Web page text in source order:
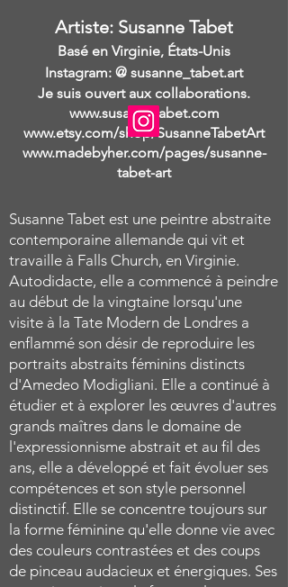
Artiste: Susanne Tabet
Basé en Virginie, États-Unis
Instagram: @ susanne_tabet.art
Je suis ouvert aux collaborations.
www.susannetabet.com
www.etsy.com/shop/SusanneTabetArt
www.madebyher.com/pages/susanne-
tabet-art
Susanne Tabet est une peintre abstraite
contemporaine allemande qui vit et
travaille à Falls Church, en Virginie.
Autodidacte, elle a commencé à peindre
au début de la vingtaine lorsqu'une
visite à la Tate Modern de Londres a
enflammé son désir de reproduire les
portraits abstraits féminins distincts
d'Amedeo Modigliani. Elle a continué à
étudier et à explorer les œuvres d'autres
grands maîtres dans le domaine de
l'expressionnisme abstrait et au fil des
ans, elle a développé et fait évoluer ses
compétences et son style personnel
distinctif. Elle se concentre toujours sur
la forme féminine qu'elle donne vie avec
des couleurs contrastées et des coups
de pinceau audacieux et énergiques. Ses